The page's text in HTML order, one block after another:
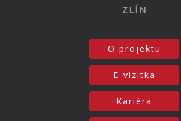
ZLÍN
O projektu
E-vizitka
Kariéra